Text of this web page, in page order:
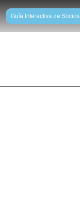
Guía Interactiva de Socios